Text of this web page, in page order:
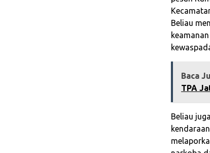
Beliau
Baca
TPA
Beliau